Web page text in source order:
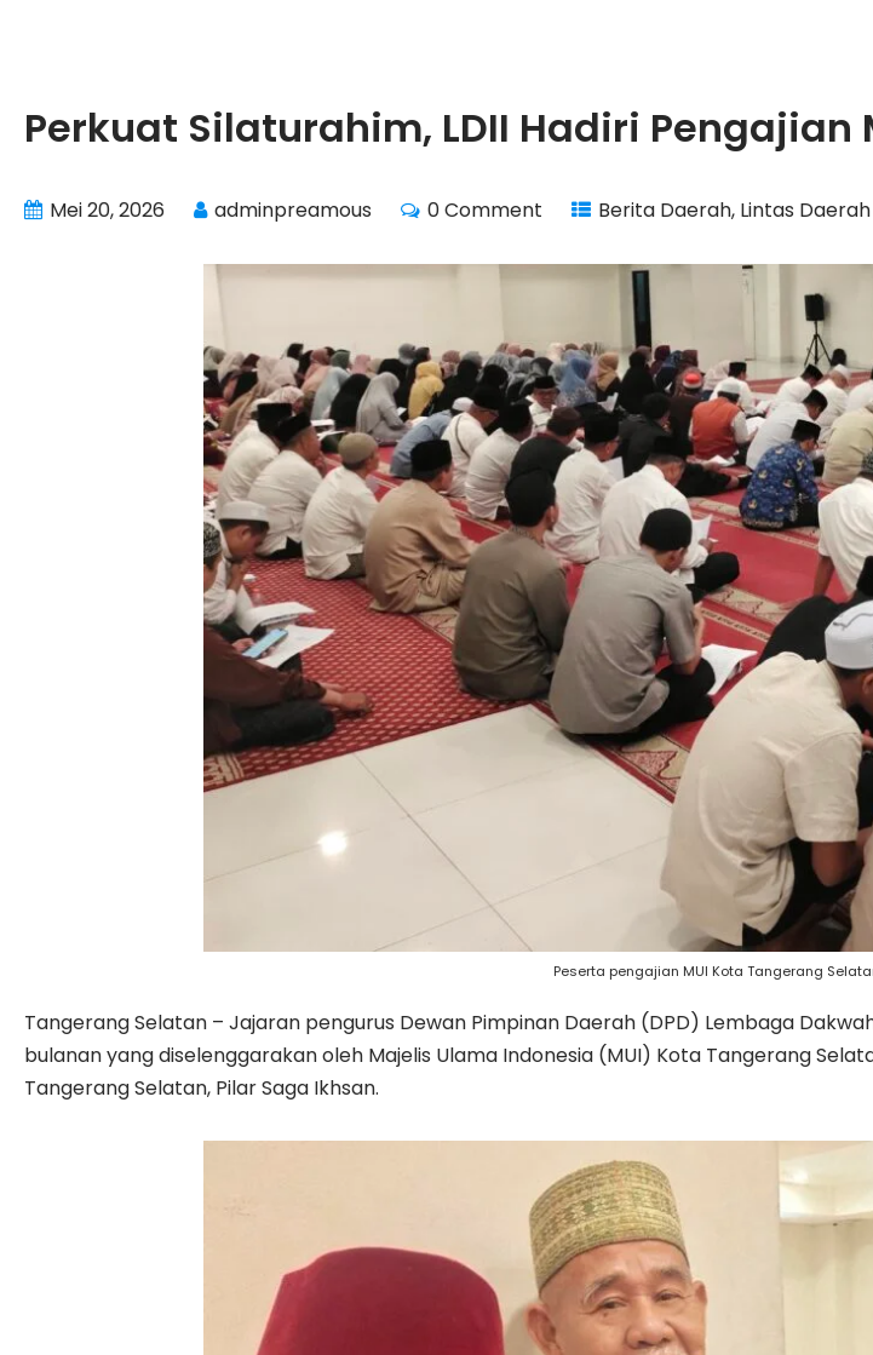
Perkuat Silaturahim, LDII Hadiri Pengajian
Mei 20, 2026 adminpreamous 0 Comment Berita Daerah, Lintas Daerah
Peserta pengajian MUI Kota Tangerang
Tangerang Selatan – Jajaran pengurus Dewan Pimpinan Daerah (DPD) Lembaga
bulanan yang diselenggarakan oleh Majelis Ulama Indonesia (MUI) Kota Tangerang
Tangerang Selatan, Pilar Saga Ikhsan.